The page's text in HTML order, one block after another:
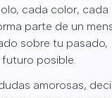
cada color, cada
parte de un
sobre tu pasado,
posible.
amorosas,